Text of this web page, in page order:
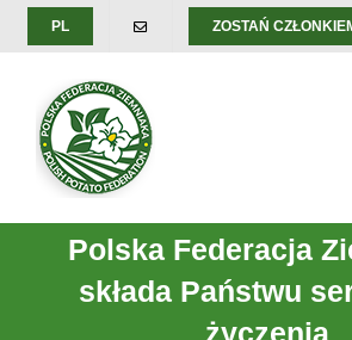
Skip
PL ZOSTAŃ
Polska Federacja
składa Państwu
życzenia